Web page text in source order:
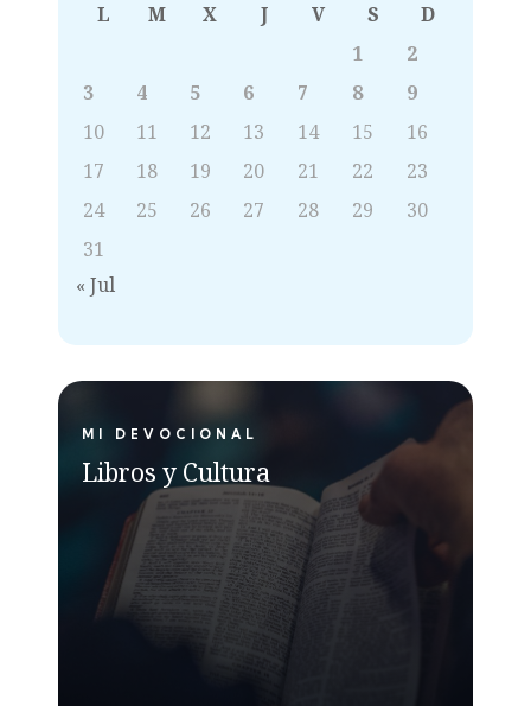
L M X J V S
D
1
2
3
4 5 6 7 8
9
10
11 12 13 14 15
16
17
18 19 20 21 22
23
24
25 26 27 28 29
30
31
« Jul
MI DEVOCIONAL
Libros y Cultura